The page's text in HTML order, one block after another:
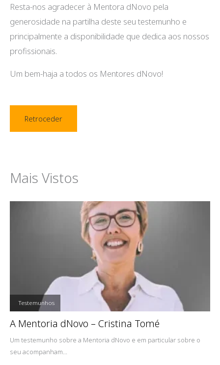
Resta-nos agradecer à Mentora dNovo pela
generosidade na partilha deste seu testemunho e
principalmente a disponibilidade que dedica aos nossos
profissionais.
Um bem-haja a todos os Mentores dNovo!
Retroceder
Mais Vistos
,Testemunhos
A Mentoria dNovo – Cristina Tomé
Um testemunho sobre a Mentoria dNovo e em particular sobre o
seu acompanham...